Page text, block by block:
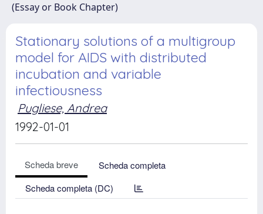
(Essay or Book Chapter)
Stationary solutions of a multigroup
model for AIDS with distributed
incubation and variable
infectiousness
Pugliese, Andrea
1992-01-01
Scheda breve
Scheda completa
Scheda completa (DC)